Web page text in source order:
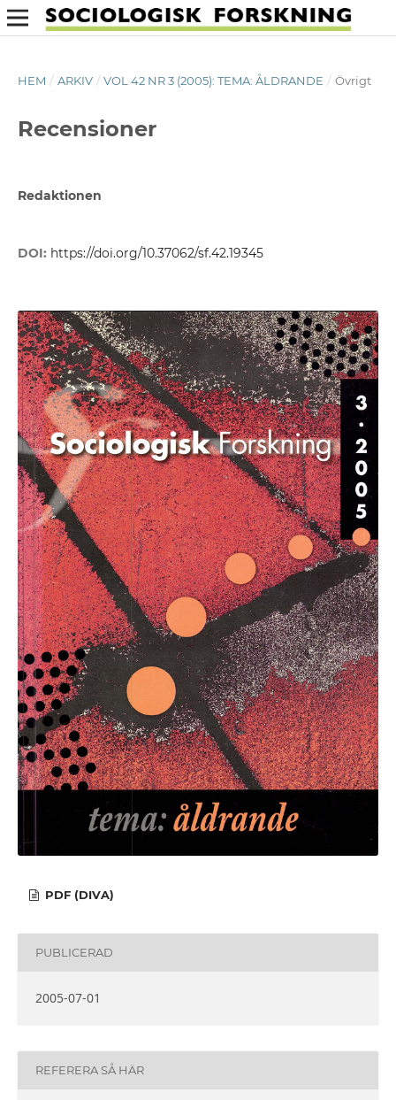
HEM / ARKIV / VOL 42 NR 3 (2005): TEMA: ÅLDRANDE / Övrigt
Recensioner
Redaktionen
DOI: https://doi.org/10.37062/sf.42.19345
PDF (DIVA)
PUBLICERAD
2005-07-01
REFERERA SÅ HÄR